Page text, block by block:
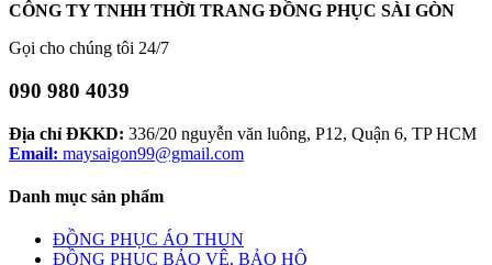
CÔNG TY TNHH THỜI TRANG ĐỒNG PHỤC SÀI GÒN
Gọi cho chúng tôi 24/7
090 980 4039
Địa chỉ ĐKKD: 336/20 nguyễn văn luông, P12, Quận 6, TP HCM
Email: maysaigon99@gmail.com
Danh mục sản phẩm
ĐỒNG PHỤC ÁO THUN
ĐỒNG PHỤC BẢO VỆ, BẢO HỘ